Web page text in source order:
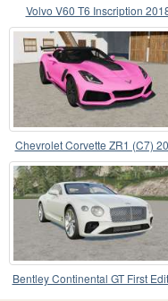
Volvo V60 T6 Inscription
Chevrolet Corvette ZR1 (C7)
Bentley Continental GT First